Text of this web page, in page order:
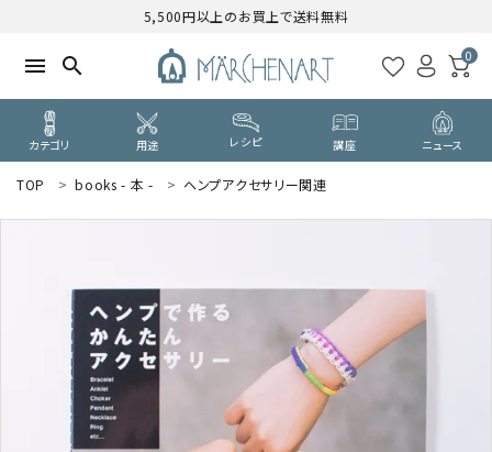
5,500円以上のお買上で送料無料
menu search 0
カテゴリ 用途 レシピ 講座 ニュース
ようこそ ゲスト 様
ログイン 新規会員登録
CATEGORY
カテゴリーから探す
TOP books - 本 - ヘンプアクセサリー関連